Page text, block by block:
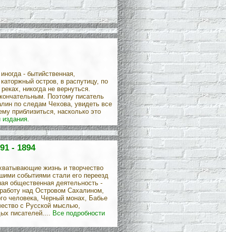
- бытийственная,
остров, в распутицу, по
никогда не вернуться.
Поэтому писатель
по следам Чехова, увидеть все
приблизиться, насколько это
издания.
- 1894
жизнь и творчество
событиями стали его переезд
общественная деятельность -
над Островом Сахалином,
человека, Черный монах, Бабье
с Русской мыслью,
писателей.... Все подробности